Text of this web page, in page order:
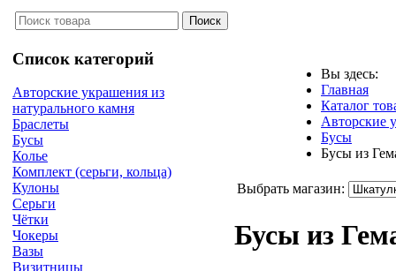
Список категорий
Авторские украшения из
натурального камня
Браслеты
Бусы
Колье
Комплект (серьги, кольца)
Кулоны
Серьги
Чётки
Чокеры
Вазы
Визитницы
Вы здесь:
Главная
Каталог
Авторские
Бусы
Бусы из
Выбрать магазин:
Бусы из